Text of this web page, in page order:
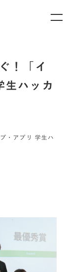
！「イ
生ハッカ
・アプリ 学生ハ